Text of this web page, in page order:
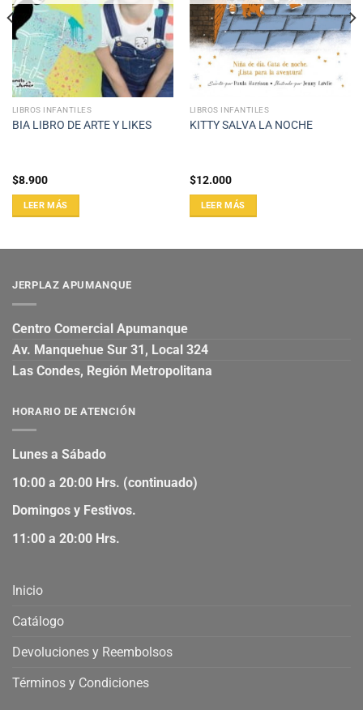
LIBROS INFANTILES
BIA LIBRO DE ARTE Y LIKES
$8.900
LEER MÁS
LIBROS INFANTILES
KITTY SALVA LA NOCHE
$12.000
LEER MÁS
JERPLAZ APUMANQUE
Centro Comercial Apumanque
Av. Manquehue Sur 31, Local 324
Las Condes, Región Metropolitana
HORARIO DE ATENCIÓN
Lunes a Sábado
10:00 a 20:00 Hrs. (continuado)
Domingos y Festivos.
11:00 a 20:00 Hrs.
Inicio
Catálogo
Devoluciones y Reembolsos
Términos y Condiciones